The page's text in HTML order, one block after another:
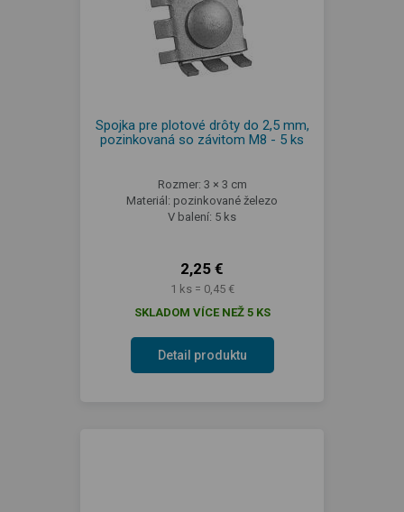
Spojka pre plotové drôty do 2,5 mm,
pozinkovaná so závitom M8 - 5 ks
Rozmer: 3 × 3 cm
Materiál: pozinkované železo
V balení: 5 ks
2,25 €
1 ks = 0,45 €
SKLADOM VÍCE NEŽ 5 KS
Detail produktu